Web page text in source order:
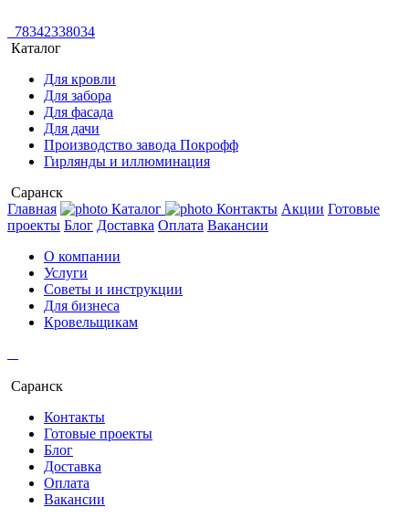
78342338034
Каталог
Для кровли
Для забора
Для фасада
Для дачи
Производство завода Покрофф
Гирлянды и иллюминация
Саранск
Главная
Каталог Контакты Акции Готовые
проекты Блог Доставка Оплата Вакансии
О компании
Услуги
Советы и инструкции
Для бизнеса
Кровельщикам
Саранск
Контакты
Готовые проекты
Блог
Доставка
Оплата
Вакансии